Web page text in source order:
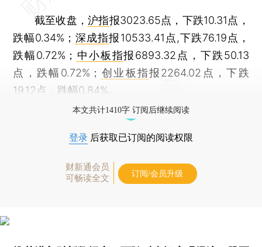
截至收盘，沪指报3023.65点，下跌10.31点，
跌幅0.34%； 深成指报10533.41点,下跌76.19点，
跌幅0.72%； 中小板指报6893.32点，下跌50.13
点，跌幅0.72%； 创业板指报2264.02点，下跌
19.12点，跌幅0.84%。
本文共计1410字 订阅后继续阅读
登录 后获取已订阅的阅读权限
财新通会员
可畅读全文
订阅/会员升级